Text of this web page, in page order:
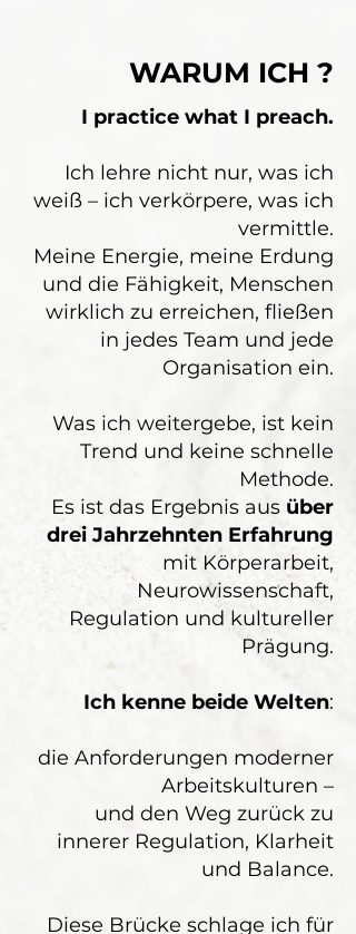
WARUM ICH ?
I practice what I preach.
Ich lehre nicht nur, was ich
weiß – ich verkörpere, was ich
vermittle.
Meine Energie, meine Erdung
und die Fähigkeit, Menschen
wirklich zu erreichen, fließen
in jedes Team und jede
Organisation ein.
Was ich weitergebe, ist kein
Trend und keine schnelle
Methode.
Es ist das Ergebnis aus über
drei Jahrzehnten Erfahrung
mit Körperarbeit,
Neurowissenschaft,
Regulation und kultureller
Prägung.
Ich kenne beide Welten:
die Anforderungen moderner
Arbeitskulturen –
und den Weg zurück zu
innerer Regulation, Klarheit
und Balance.
Diese Brücke schlage ich für